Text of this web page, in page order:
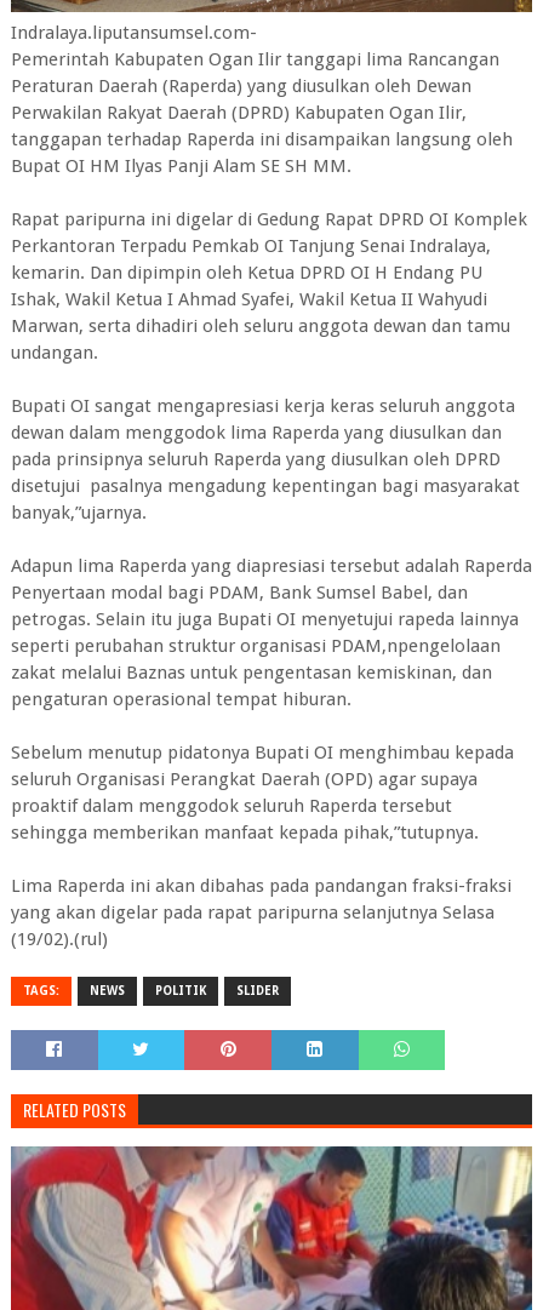
Indralaya.liputansumsel.com-
Pemerintah Kabupaten Ogan Ilir tanggapi lima Rancangan
Peraturan Daerah (Raperda) yang diusulkan oleh Dewan
Perwakilan Rakyat Daerah (DPRD) Kabupaten Ogan Ilir,
tanggapan terhadap Raperda ini disampaikan langsung oleh
Bupat OI HM Ilyas Panji Alam SE SH MM.
Rapat paripurna ini digelar di Gedung Rapat DPRD OI Komplek
Perkantoran Terpadu Pemkab OI Tanjung Senai Indralaya,
kemarin. Dan dipimpin oleh Ketua DPRD OI H Endang PU
Ishak, Wakil Ketua I Ahmad Syafei, Wakil Ketua II Wahyudi
Marwan, serta dihadiri oleh seluru anggota dewan dan tamu
undangan.
Bupati OI sangat mengapresiasi kerja keras seluruh anggota
dewan dalam menggodok lima Raperda yang diusulkan dan
pada prinsipnya seluruh Raperda yang diusulkan oleh DPRD
disetujui pasalnya mengadung kepentingan bagi masyarakat
banyak,”ujarnya.
Adapun lima Raperda yang diapresiasi tersebut adalah Raperda
Penyertaan modal bagi PDAM, Bank Sumsel Babel, dan
petrogas. Selain itu juga Bupati OI menyetujui rapeda lainnya
seperti perubahan struktur organisasi PDAM,npengelolaan
zakat melalui Baznas untuk pengentasan kemiskinan, dan
pengaturan operasional tempat hiburan.
Sebelum menutup pidatonya Bupati OI menghimbau kepada
seluruh Organisasi Perangkat Daerah (OPD) agar supaya
proaktif dalam menggodok seluruh Raperda tersebut
sehingga memberikan manfaat kepada pihak,”tutupnya.
Lima Raperda ini akan dibahas pada pandangan fraksi-fraksi
yang akan digelar pada rapat paripurna selanjutnya Selasa
(19/02).(rul)
TAGS: NEWS POLITIK SLIDER
RELATED POSTS